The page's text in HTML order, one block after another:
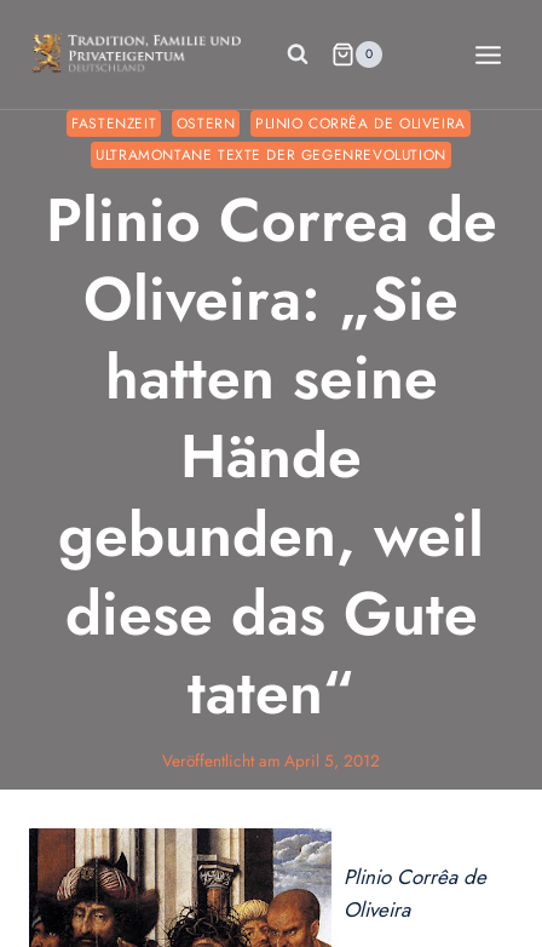
Inhalt
springen
0
FASTENZEIT OSTERN
PLINIO CORRÊA DE OLIVEIRA
ULTRAMONTANE TEXTE DER GEGENREVOLUTION
Plinio Correa de
Oliveira: „Sie
hatten seine
Hände
gebunden, weil
diese das Gute
taten“
Veröffentlicht am April 5, 2012
Plinio Corrêa de
Oliveira